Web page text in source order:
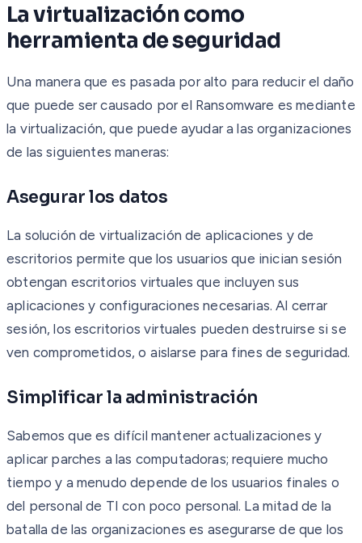
La virtualización como
herramienta de seguridad
Una manera que es pasada por alto para reducir el daño
que puede ser causado por el Ransomware es mediante
la virtualización, que puede ayudar a las organizaciones
de las siguientes maneras:
Asegurar los datos
La solución de virtualización de aplicaciones y de
escritorios permite que los usuarios que inician sesión
obtengan escritorios virtuales que incluyen sus
aplicaciones y configuraciones necesarias. Al cerrar
sesión, los escritorios virtuales pueden destruirse si se
ven comprometidos, o aislarse para fines de seguridad.
Simplificar la administración
Sabemos que es difícil mantener actualizaciones y
aplicar parches a las computadoras; requiere mucho
tiempo y a menudo depende de los usuarios finales o
del personal de TI con poco personal. La mitad de la
batalla de las organizaciones es asegurarse de que los